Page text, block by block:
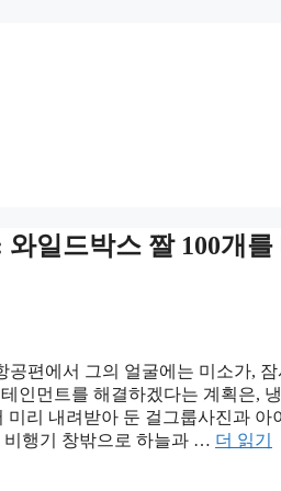
일드박스 짤 100개
편에서 그의 얼굴에는 미소가,
인먼트를 해결하겠다는 계획은,
미리 내려받아 둔 걸그룹사진과
비행기 창밖으로 하늘과 … 더 읽기